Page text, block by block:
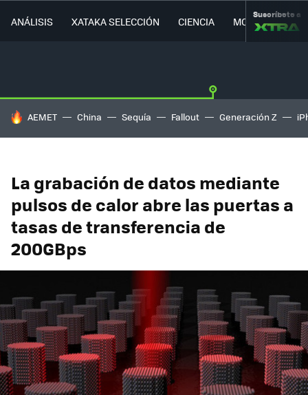
ANÁLISIS XATAKA SELECCIÓN CIENCIA MOVILIDAD
Suscríbete a
HOY SE HABLA DE
AEMET China Sequía Fallout Generación Z
La grabación de datos mediante
pulsos de calor abre las puertas a
tasas de transferencia de
200GBps